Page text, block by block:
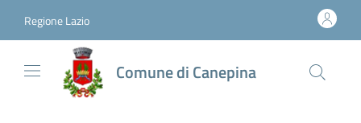
Regione Lazio
Comune di Canepina